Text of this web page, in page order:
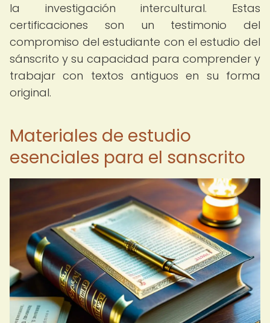
la investigación intercultural. Estas
certificaciones son un testimonio del
compromiso del estudiante con el estudio del
sánscrito y su capacidad para comprender y
trabajar con textos antiguos en su forma
original.
Materiales de estudio
esenciales para el sanscrito